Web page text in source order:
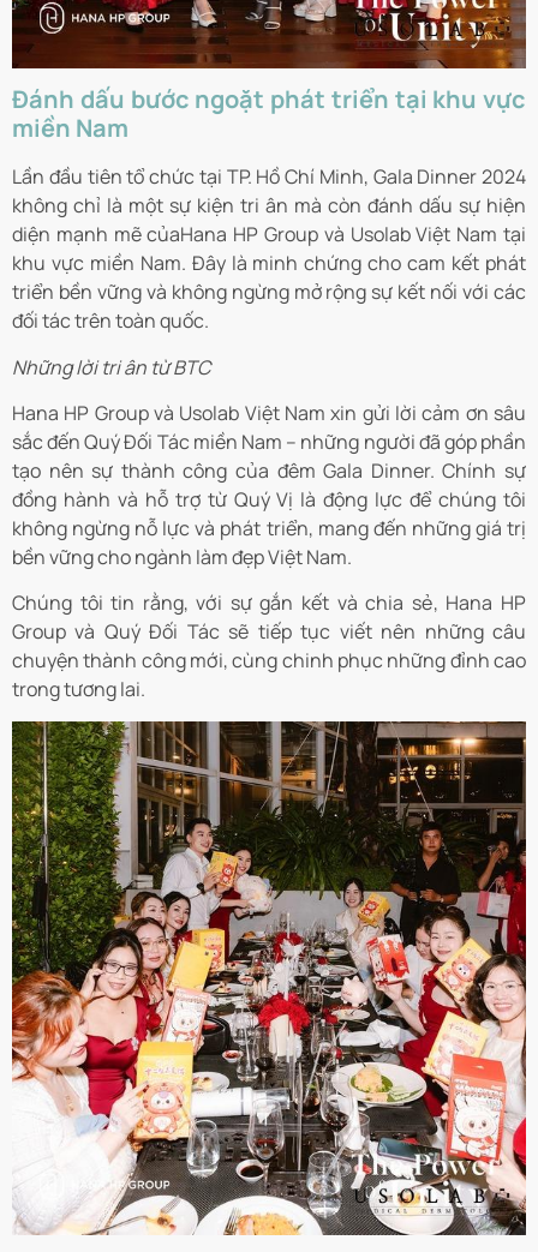
Đánh dấu bước ngoặt phát triển tại khu vực
miền Nam
Lần đầu tiên tổ chức tại TP. Hồ Chí Minh, Gala Dinner 2024
không chỉ là một sự kiện tri ân mà còn đánh dấu sự hiện
diện mạnh mẽ củaHana HP Group và Usolab Việt Nam tại
khu vực miền Nam. Đây là minh chứng cho cam kết phát
triển bền vững và không ngừng mở rộng sự kết nối với các
đối tác trên toàn quốc.
Những lời tri ân từ BTC
Hana HP Group và Usolab Việt Nam xin gửi lời cảm ơn sâu
sắc đến Quý Đối Tác miền Nam – những người đã góp phần
tạo nên sự thành công của đêm Gala Dinner. Chính sự
đồng hành và hỗ trợ từ Quý Vị là động lực để chúng tôi
không ngừng nỗ lực và phát triển, mang đến những giá trị
bền vững cho ngành làm đẹp Việt Nam.
Chúng tôi tin rằng, với sự gắn kết và chia sẻ, Hana HP
Group và Quý Đối Tác sẽ tiếp tục viết nên những câu
chuyện thành công mới, cùng chinh phục những đỉnh cao
trong tương lai.